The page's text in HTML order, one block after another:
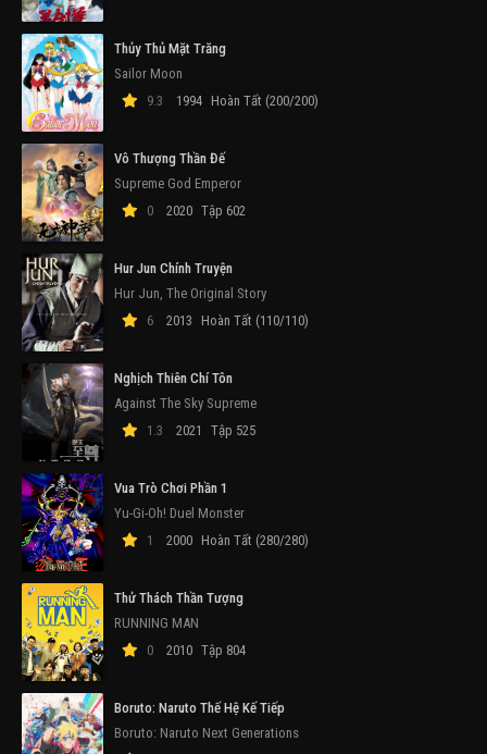
Thủy Thủ Mặt Trăng
Sailor Moon
9.3
1994 Hoàn Tất (200/200)
Vô Thượng Thần Đế
Supreme God Emperor
0
2020 Tập 602
Hur Jun Chính Truyện
Hur Jun, The Original Story
6
2013 Hoàn Tất (110/110)
Nghịch Thiên Chí Tôn
Against The Sky Supreme
1.3
2021 Tập 525
Vua Trò Chơi Phần 1
Yu-Gi-Oh! Duel Monster
1
2000 Hoàn Tất (280/280)
Thử Thách Thần Tượng
RUNNING MAN
0
2010 Tập 804
Boruto: Naruto Thế Hệ Kế Tiếp
Boruto: Naruto Next Generations